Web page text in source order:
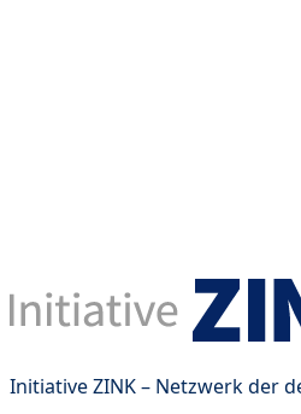
Initiative ZINK – Netzwerk der